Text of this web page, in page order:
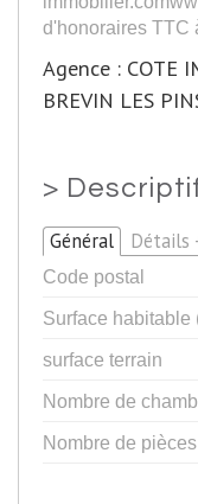
d'honoraires TTC
Agence : COTE
BREVIN LES
>
Général Détails
Code postal
Surface habitable
surface terrain
Nombre de
Nombre de pièces